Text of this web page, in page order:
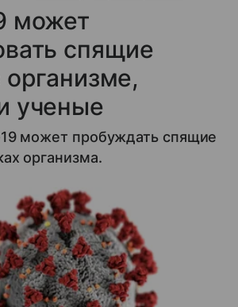
может
спящие
ученые
может пробуждать спящие
организма.